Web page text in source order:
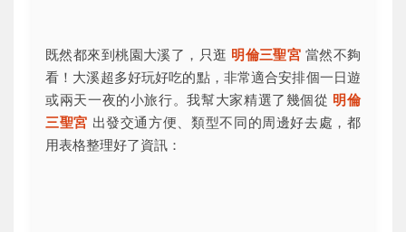
既然都來到桃園大溪了，只逛 明倫三聖宮 當然不夠
看！大溪超多好玩好吃的點，非常適合安排個一日遊
或兩天一夜的小旅行。我幫大家精選了幾個從 明倫
三聖宮 出發交通方便、類型不同的周邊好去處，都
用表格整理好了資訊：